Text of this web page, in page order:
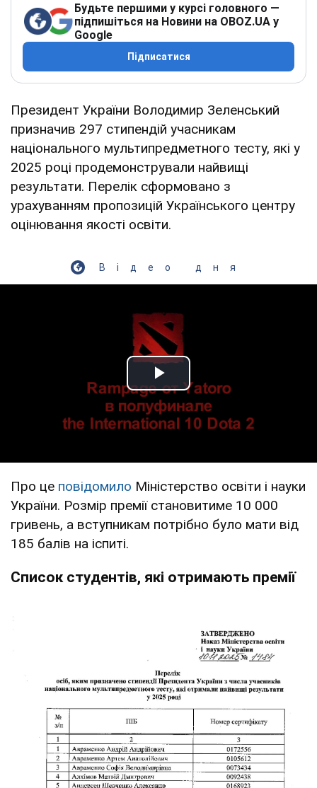
Будьте першими у курсі головного —
підпишіться на Новини на OBOZ.UA у
Google
Підписатися
Президент України Володимир Зеленський
призначив 297 стипендій учасникам
національного мультипредметного тесту, які у
2025 році продемонстрували найвищі
результати. Перелік сформовано з
урахуванням пропозицій Українського центру
оцінювання якості освіти.
Відео дня
Play Video
Про це повідомило Міністерство освіти і науки
України. Розмір премії становитиме 10 000
гривень, а вступникам потрібно було мати від
185 балів на іспиті.
Список студентів, які отримають премії